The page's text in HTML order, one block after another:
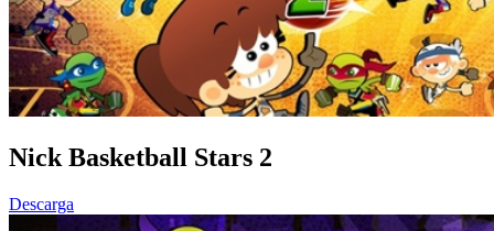
Nick Basketball Stars 2
Descarga